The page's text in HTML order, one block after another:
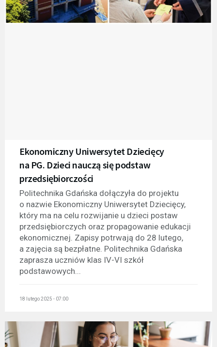
Ekonomiczny Uniwersytet Dziecięcy
na PG. Dzieci nauczą się podstaw
przedsiębiorczości
Politechnika Gdańska dołączyła do projektu
o nazwie Ekonomiczny Uniwersytet Dziecięcy,
który ma na celu rozwijanie u dzieci postaw
przedsiębiorczych oraz propagowanie edukacji
ekonomicznej. Zapisy potrwają do 28 lutego,
a zajęcia są bezpłatne. Politechnika Gdańska
zaprasza uczniów klas IV-VI szkół
podstawowych...
18 lutego 2025 - 07:00